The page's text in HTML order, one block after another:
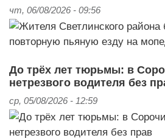
чт, 06/08/2026 - 09:56
До трёх лет тюрьмы: в
нетрезвого водителя без
ср, 05/08/2026 - 12:59